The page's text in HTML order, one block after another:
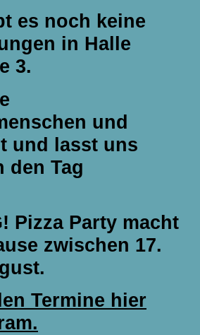
es noch keine
in Halle
3.
und
und lasst uns
den Tag
Pizza Party macht
zwischen 17.
Termine hier